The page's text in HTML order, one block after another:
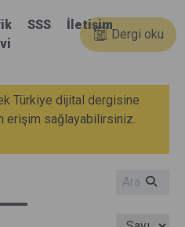
SSS İletişim
Dergi oku
Türkiye dijital dergisine
erişim sağlayabilirsiniz.